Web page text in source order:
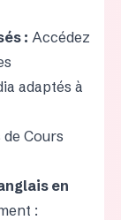
: Accédez
adaptés à
Cours
en
: